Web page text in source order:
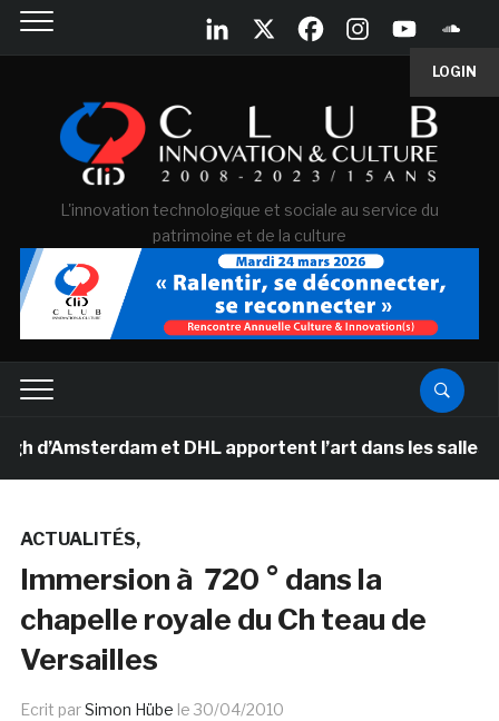
LOGIN
L'innovation technologique et sociale au service du
patrimoine et de la culture
et DHL apportent l’art dans les salles de
ACTUALITÉS
Immersion à 720 ° dans la
chapelle royale du Ch teau de
Versailles
Ecrit parSimon Hübe le 30/04/2010